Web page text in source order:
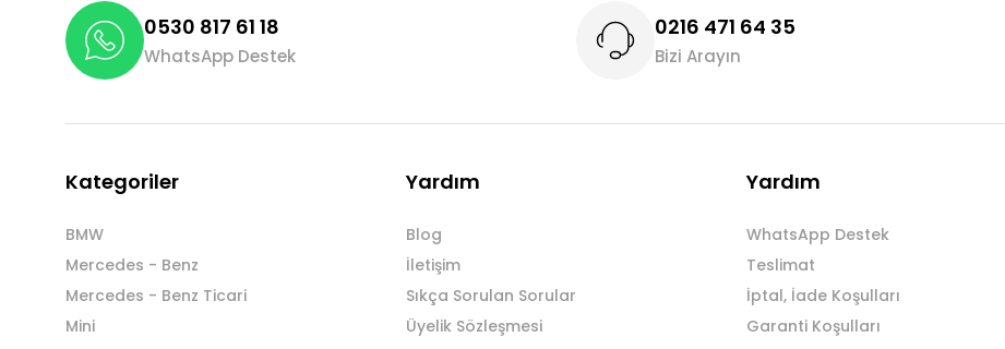
0530 817 61 18
WhatsApp Destek
0216 471 64 35
Bizi Arayın
Kategoriler
BMW
Mercedes - Benz
Mercedes - Benz Ticari
Mini
Yardım
Blog
İletişim
Sıkça Sorulan Sorular
Üyelik Sözleşmesi
Yardım
WhatsApp Destek
Teslimat
İptal, İade Koşulları
Garanti Koşulları